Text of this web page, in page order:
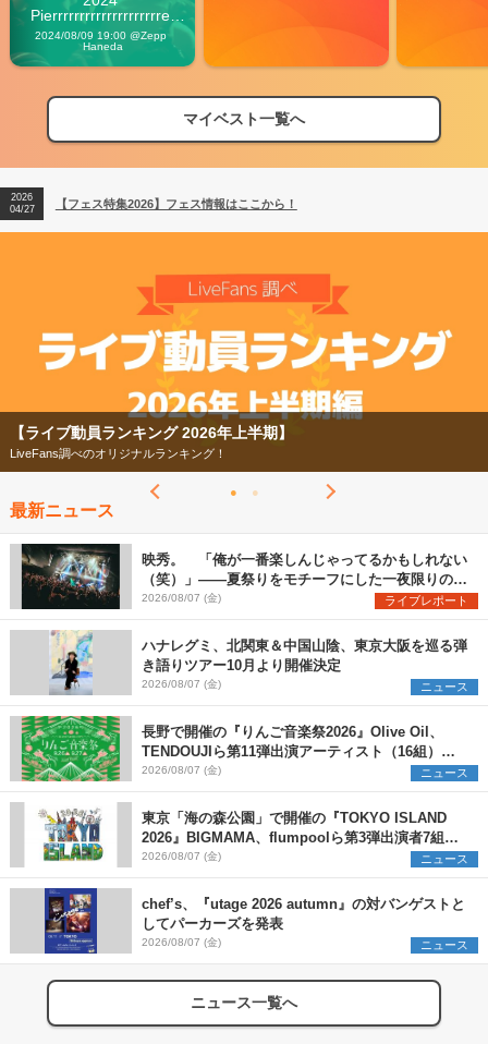
Pierrrrrrrrrrrrrrrrrrrre
Vibes
2024/08/09 19:00 @Zepp
Haneda
マイベスト一覧へ
【フェス特集2026】フェス情報はここから！
【ライブ動員ランキング】2026年上半期編発表！
2026
04/27
【フェス特集2026】フェス情報はここから！
2026
【ライブ動員ランキング 2026年上半期】
LiveFans調べのオリジナルランキング！
最新ニュース
映秀。 「俺が一番楽しんじゃってるかもしれない
（笑）」――夏祭りをモチーフにした一夜限りのス
ペシャルライブ『色祭』レポート
2026/08/07 (金) ライブレポート
ハナレグミ、北関東＆中国山陰、東京大阪を巡る弾
き語りツアー10月より開催決定
2026/08/07 (金) ニュース
長野で開催の『りんご音楽祭2026』Olive Oil、
TENDOUJIら第11弾出演アーティスト（16組）を
発表
2026/08/07 (金) ニュース
東京「海の森公園」で開催の『TOKYO ISLAND
2026』BIGMAMA、flumpoolら第3弾出演者7組を
発表 ワークショップ・アート出展者を募集
2026/08/07 (金) ニュース
chef’s、『utage 2026 autumn』の対バンゲストと
してパーカーズを発表
2026/08/07 (金) ニュース
ニュース一覧へ